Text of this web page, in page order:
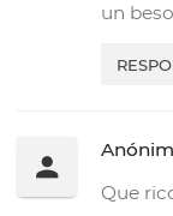
un
Que